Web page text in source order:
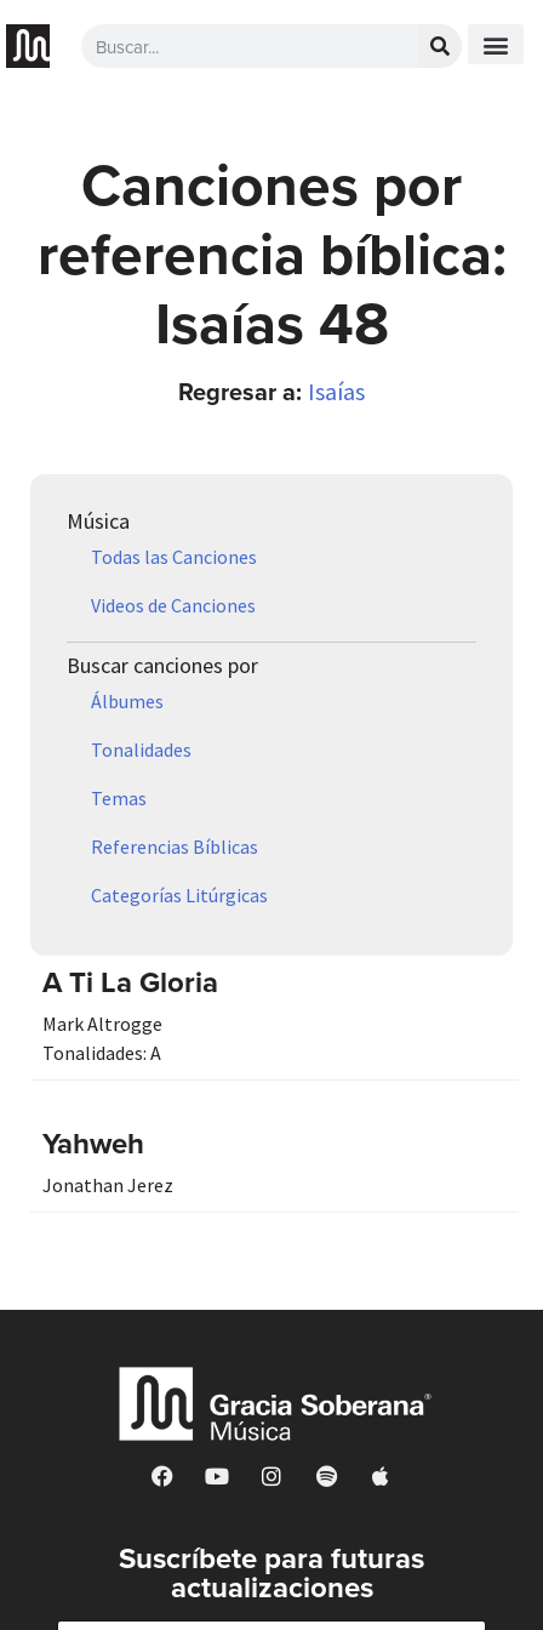
Canciones por
referencia bíblica:
Isaías 48
Regresar a: Isaías
Música
Todas las Canciones
Videos de Canciones
Buscar canciones por
Álbumes
Tonalidades
Temas
Referencias Bíblicas
Categorías Litúrgicas
A Ti La Gloria
Mark Altrogge
Tonalidades: A
Yahweh
Jonathan Jerez
Suscríbete para futuras
actualizaciones